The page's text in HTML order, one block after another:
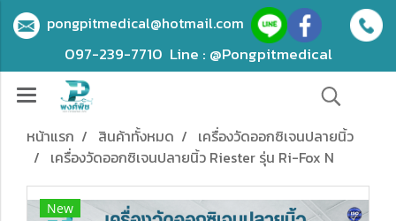
pongpitmedical@hotmail.com
097-239-7710 Line : @Pongpitmedical
หน้าแรก สินค้าทั้งหมด
เครื่องวัดออกซิเจนปลายนิ้ว
เครื่องวัดออกซิเจนปลายนิ้ว Riester รุ่น Ri-Fox N
New